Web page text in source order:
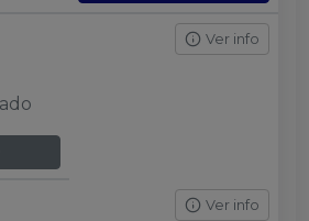
Ver info
Ver info